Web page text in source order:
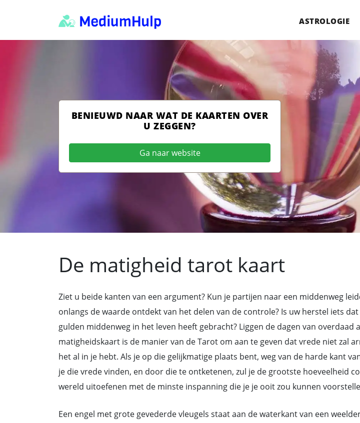
ASTROLOGIE
BENIEUWD NAAR WAT DE KAARTEN OVER
U ZEGGEN?
Ga naar website
De matigheid tarot kaart
Ziet u beide kanten van een argument? Kun je partijen naar een middenweg
onlangs de waarde ontdekt van het delen van de controle? Is uw herstel iets
gulden middenweg in het leven heeft gebracht? Liggen de dagen van overdaad
matigheidskaart is de manier van de Tarot om aan te geven dat vrede niet zal
het al in je hebt. Als je op die gelijkmatige plaats bent, weg van de harde kant
je die vrede vinden, en door die te ontketenen, zul je de grootste hoeveelheid
wereld uitoefenen met de minste inspanning die je je ooit zou kunnen
Een engel met grote gevederde vleugels staat aan de waterkant van een